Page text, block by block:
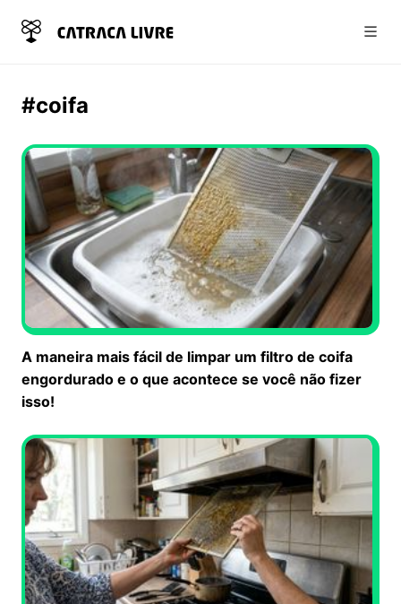
#coifa
A maneira mais fácil de limpar um filtro de coifa
engordurado e o que acontece se você não fizer
isso!